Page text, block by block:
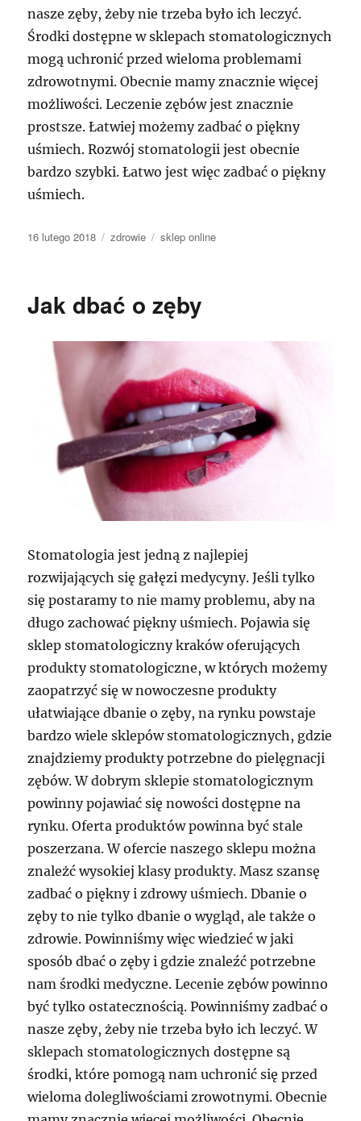
nasze zęby, żeby nie trzeba było ich leczyć.
Środki dostępne w sklepach stomatologicznych
mogą uchronić przed wieloma problemami
zdrowotnymi. Obecnie mamy znacznie więcej
możliwości. Leczenie zębów jest znacznie
prostsze. Łatwiej możemy zadbać o piękny
uśmiech. Rozwój stomatologii jest obecnie
bardzo szybki. Łatwo jest więc zadbać o piękny
uśmiech.
Data
16 lutego 2018 Kategorie
zdrowie Tagi
sklep online
Jak dbać o zęby
Stomatologia jest jedną z najlepiej
rozwijających się gałęzi medycyny. Jeśli tylko
się postaramy to nie mamy problemu, aby na
długo zachować piękny uśmiech. Pojawia się
sklep stomatologiczny kraków oferujących
produkty stomatologiczne, w których możemy
zaopatrzyć się w nowoczesne produkty
ułatwiające dbanie o zęby, na rynku powstaje
bardzo wiele sklepów stomatologicznych, gdzie
znajdziemy produkty potrzebne do pielęgnacji
zębów. W dobrym sklepie stomatologicznym
powinny pojawiać się nowości dostępne na
rynku. Oferta produktów powinna być stale
poszerzana. W ofercie naszego sklepu można
znależć wysokiej klasy produkty. Masz szansę
zadbać o piękny i zdrowy uśmiech. Dbanie o
zęby to nie tylko dbanie o wygląd, ale także o
zdrowie. Powinniśmy więc wiedzieć w jaki
sposób dbać o zęby i gdzie znaleźć potrzebne
nam środki medyczne. Lecenie zębów powinno
być tylko ostatecznością. Powinniśmy zadbać o
nasze zęby, żeby nie trzeba było ich leczyć. W
sklepach stomatologicznych dostępne są
środki, które pomogą nam uchronić się przed
wieloma dolegliwościami zrowotnymi. Obecnie